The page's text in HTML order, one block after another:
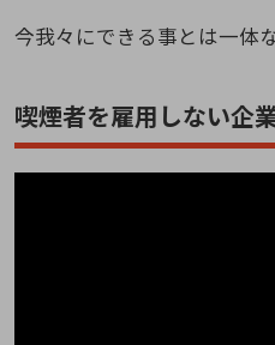
今我々にできる事とは一体
喫煙者を雇用しない企